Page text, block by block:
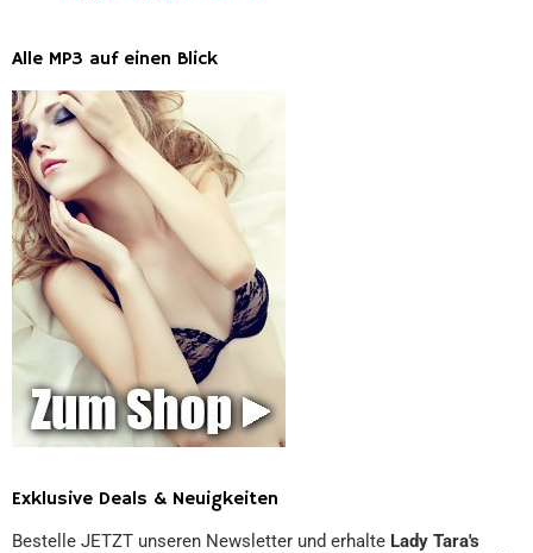
Alle MP3 auf einen Blick
Exklusive Deals & Neuigkeiten
Bestelle JETZT unseren Newsletter und erhalte Lady Tara's